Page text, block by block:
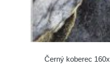
Černý koberec